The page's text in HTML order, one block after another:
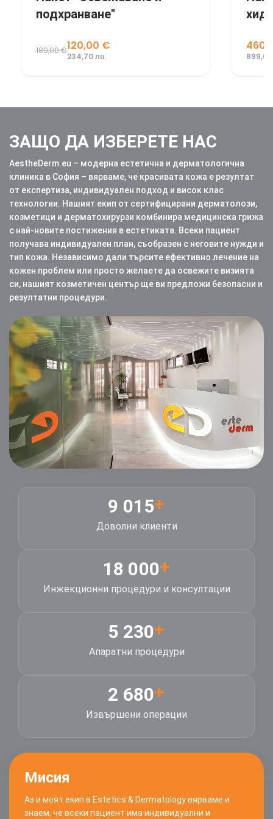
хидратация"
460,00 €
899,68 лв. 97,79
ЗАЩО ДА ИЗБЕРЕТЕ НАС
AestheDerm.eu – модерна естетична и дерматологична
клиника в София – вярваме, че красивата кожа е резултат
от експертиза, индивидуален подход и висок клас
технологии. Нашият екип от сертифицирани дерматолози,
козметици и дерматохирурзи комбинира медицинска грижа
с най-новите постижения в естетиката. Всеки пациент
получава индивидуален план, съобразен с неговите нужди и
тип кожа. Независимо дали търсите ефективно лечение на
кожен проблем или просто желаете да освежите визията
си, нашият козметичен център ще ви предложи безопасни и
резултатни процедури.
9 015+
Доволни клиенти
18 000+
Инжекционни процедури и консултации
5 230+
Апаратни процедури
2 680+
Извършени операции
Мисия
Аз и моят екип в Estetics & Dermatology вярваме и
знаем, че всеки пациент има индивидуални и